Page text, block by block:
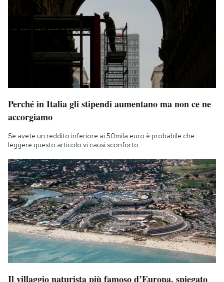
Perché in Italia gli stipendi aumentano ma non ce ne
accorgiamo
Se avete un reddito inferiore ai 50mila euro è probabile che
leggere questo articolo vi causi sconforto
Il villaggio naturista più famoso d’Europa, spiegato